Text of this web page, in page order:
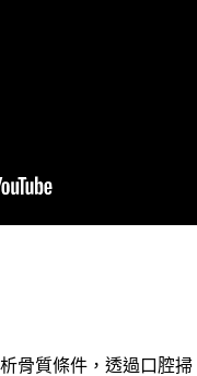
骨質條件，透過口腔掃